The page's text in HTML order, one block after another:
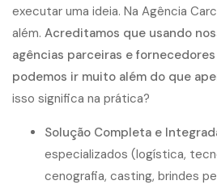
executar uma ideia. Na Agência
além. Acreditamos que usando
agências parceiras e
podemos ir muito além do que
isso significa na prática?
Solução Completa e
especializados (logística,
cenografia, casting, brindes